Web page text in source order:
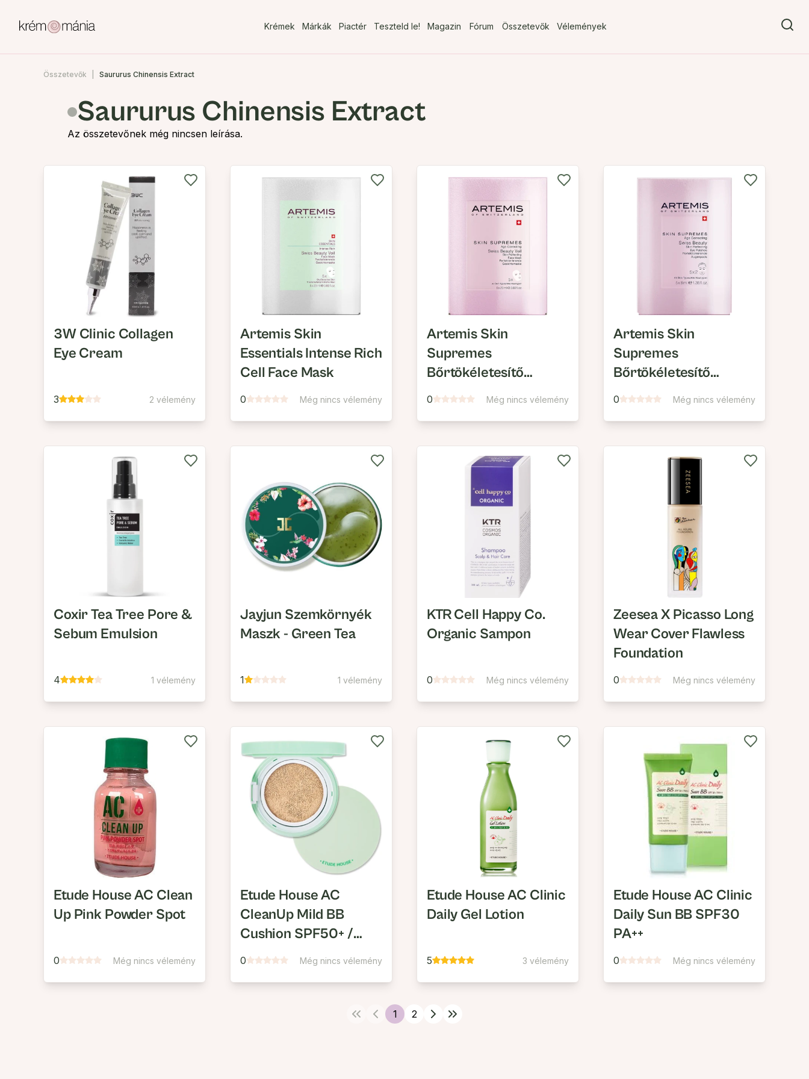
Krémek Márkák Piactér Teszteld le! Magazin Fórum Összetevők Vélemények
Összetevők Saururus Chinensis Extract
Saururus Chinensis Extract
Az összetevőnek még nincsen leírása.
3W Clinic Collagen
Eye Cream
3 2 vélemény
Artemis Skin
Essentials Intense Rich
Cell Face Mask
0 Még nincs vélemény
Artemis Skin
Supremes
Bőrtökéletesítő
Arcmaszk
0 Még nincs vélemény
Artemis Skin
Supremes
Bőrtökéletesítő
Szemkörnyék Maszk
0 Még nincs vélemény
Coxir Tea Tree Pore &
Sebum Emulsion
4 1 vélemény
Jayjun Szemkörnyék
Maszk - Green Tea
1 1 vélemény
KTR Cell Happy Co.
Organic Sampon
0 Még nincs vélemény
Zeesea X Picasso Long
Wear Cover Flawless
Foundation
0 Még nincs vélemény
Etude House AC Clean
Up Pink Powder Spot
0 Még nincs vélemény
Etude House AC
CleanUp Mild BB
Cushion SPF50+ /
PA+++
0 Még nincs vélemény
Etude House AC Clinic
Daily Gel Lotion
5 3 vélemény
Etude House AC Clinic
Daily Sun BB SPF30
PA++
0 Még nincs vélemény
1 2